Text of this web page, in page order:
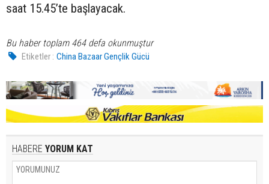
saat 15.45’te başlayacak.
Bu haber toplam 464 defa okunmuştur
Etiketler : China Bazaar Gençlik Gücü
HABERE YORUM KAT